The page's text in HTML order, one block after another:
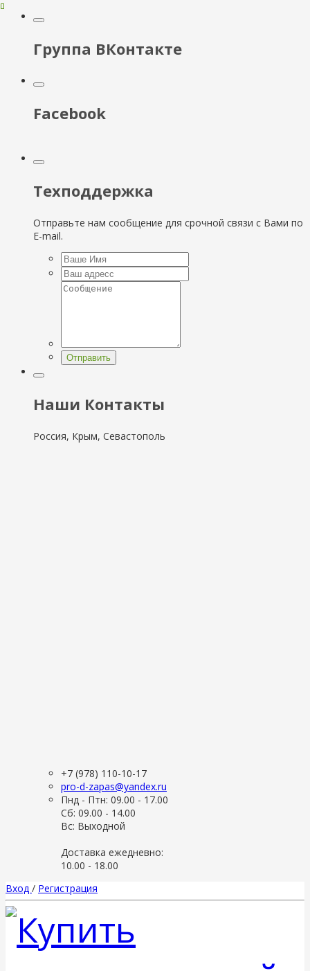
Группа ВКонтакте
Facebook
Техподдержка
Отправьте нам сообщение для срочной связи с Вами по
E-mail.
Отправить
Наши Контакты
Россия, Крым, Севастополь
+7 (978) 110-10-17
pro-d-zapas@yandex.ru
Пнд - Птн: 09.00 - 17.00
Сб: 09.00 - 14.00
Вс: Выходной
Доставка ежедневно:
10.00 - 18.00
Вход / Регистрация